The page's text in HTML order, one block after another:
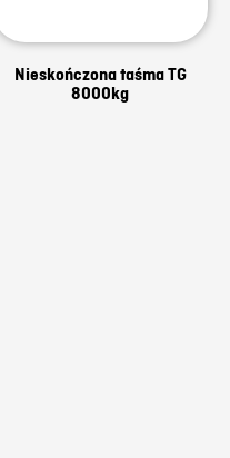
Nieskończona taśma TG
8000kg